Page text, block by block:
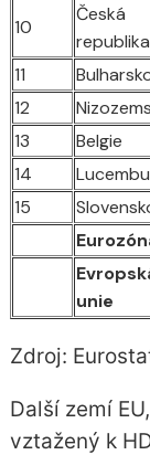
10
Česká
republika
11
12
13
Belgie
14
15
unie
Zdroj:
Další zemí
vztažený k